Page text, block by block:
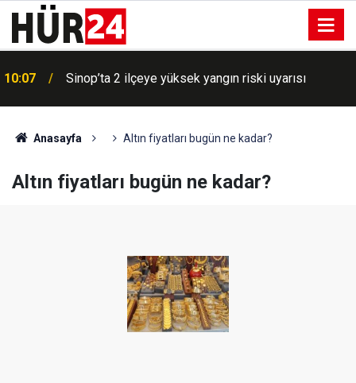
10:07 Sinop’ta 2 ilçeye yüksek yangın riski uyarısı
Anasayfa Altın fiyatları bugün ne kadar?
Altın fiyatları bugün ne kadar?